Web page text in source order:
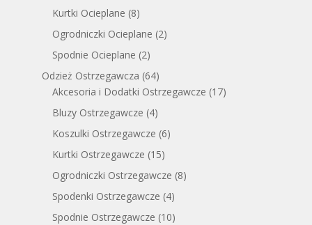
Kurtki Ocieplane (8)
Ogrodniczki Ocieplane (2)
Spodnie Ocieplane (2)
Odzież Ostrzegawcza (64)
Akcesoria i Dodatki Ostrzegawcze (17)
Bluzy Ostrzegawcze (4)
Koszulki Ostrzegawcze (6)
Kurtki Ostrzegawcze (15)
Ogrodniczki Ostrzegawcze (8)
Spodenki Ostrzegawcze (4)
Spodnie Ostrzegawcze (10)